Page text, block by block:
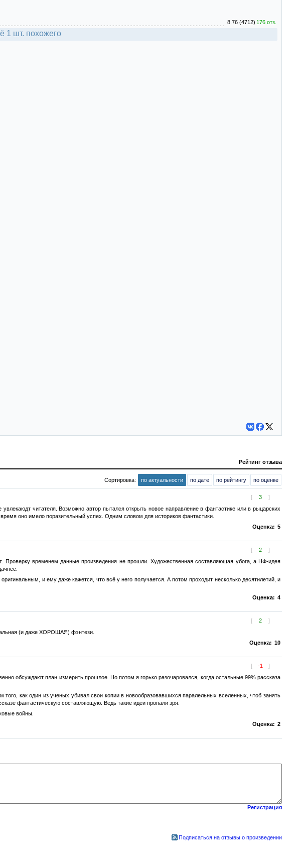
8.76 (4712) 176 отз.
1 шт. похожего
Рейтинг отзыва
Сортировка: по актуальности по дате по рейтингу по оценке
[ 3 ]
читателя. Возможно автор пытался открыть новое направление в фантастике или в рыцарских
оно имело поразительный успех. Одним словом для историков фантастики.
Оценка: 5
[ 2 ]
Проверку временем данные произведения не прошли. Художественная составляющая убога, а НФ-идея
и ему даже кажется, что всё у него получается. А потом проходит несколько десятилетий, и
Оценка: 4
[ 2 ]
(и даже ХОРОШАЯ) фэнтези.
Оценка: 10
[ -1 ]
обсуждают план измерить прошлое. Но потом я горько разочаровался, когда остальные 99% рассказа
как один из ученых убивал свои копии в новообразовавшихся паралельных вселенных, чтоб занять
фантастическую составляющую. Ведь такие идеи пропали зря.
войны.
Оценка: 2
Регистрация
Подписаться на отзывы о произведении